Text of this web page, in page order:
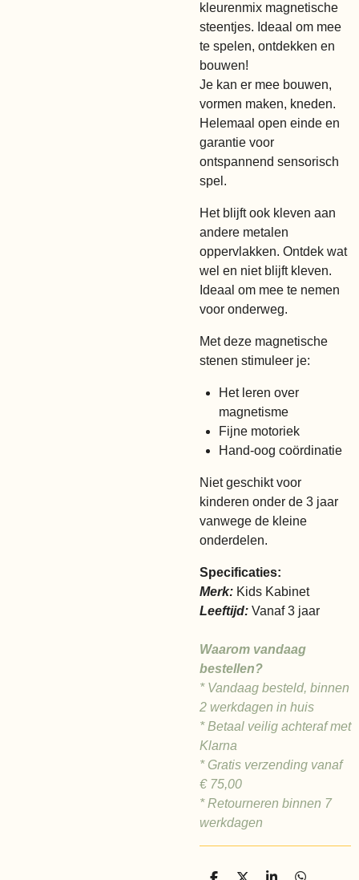
kleurenmix magnetische
steentjes. Ideaal om mee
te spelen, ontdekken en
bouwen!
Je kan er mee bouwen,
vormen maken, kneden.
Helemaal open einde en
garantie voor
ontspannend sensorisch
spel.
Het blijft ook kleven aan
andere metalen
oppervlakken. Ontdek wat
wel en niet blijft kleven.
Ideaal om mee te nemen
voor onderweg.
Met deze magnetische
stenen stimuleer je:
Het leren over
magnetisme
Fijne motoriek
Hand-oog coördinatie
Niet geschikt voor
kinderen onder de 3 jaar
vanwege de kleine
onderdelen.
Specificaties:
Merk: Kids Kabinet
Leeftijd: Vanaf 3 jaar
Waarom vandaag
bestellen?
* Vandaag besteld, binnen
2 werkdagen in huis
* Betaal veilig achteraf met
Klarna
* Gratis verzending vanaf
€ 75,00
* Retourneren binnen 7
werkdagen